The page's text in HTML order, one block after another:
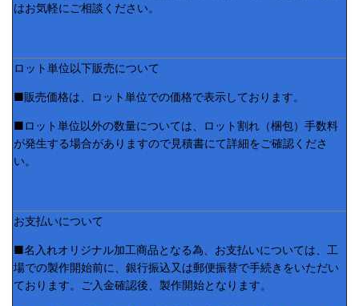
はお気軽にご相談ください。
ロット単位以下販売について
■販売価格は、ロット単位での価格で表示しております。
■ロット単位以外の数量については、ロット割れ（梱包）手数料
が発生する場合がありますので見積書にて詳細をご確認くださ
い。
お支払いについて
■名入れオリジナル加工商品となる為、お支払いについては、工
場での製作開始前に、銀行振込又は郵便振替で手続きをいただい
ております。ご入金確認後、製作開始となります。